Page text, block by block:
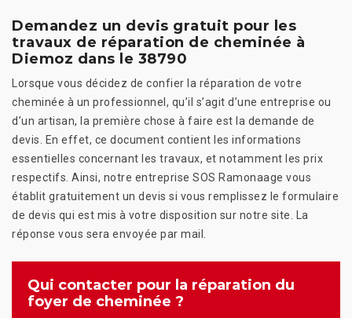
Demandez un devis gratuit pour les
travaux de réparation de cheminée à
Diemoz dans le 38790
Lorsque vous décidez de confier la réparation de votre
cheminée à un professionnel, qu’il s’agit d’une entreprise ou
d’un artisan, la première chose à faire est la demande de
devis. En effet, ce document contient les informations
essentielles concernant les travaux, et notamment les prix
respectifs. Ainsi, notre entreprise SOS Ramonaage vous
établit gratuitement un devis si vous remplissez le formulaire
de devis qui est mis à votre disposition sur notre site. La
réponse vous sera envoyée par mail.
Qui contacter pour la réparation du
foyer de cheminée ?